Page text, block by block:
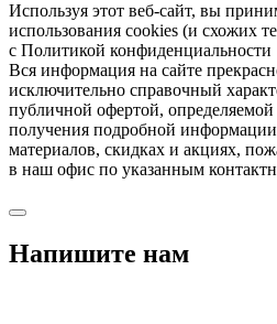
Используя этот веб-сайт, вы
использования cookies (и схожих
с Политикой конфиденциальности
Вся информация на сайте
исключительно справочный
публичной офертой,
получения подробной
материалов, скидках и акциях,
в наш офис по указанным
Напишите нам